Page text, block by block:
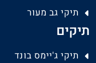
תיקי גב מעור
תיקים
תיקי ג'יימס בונד